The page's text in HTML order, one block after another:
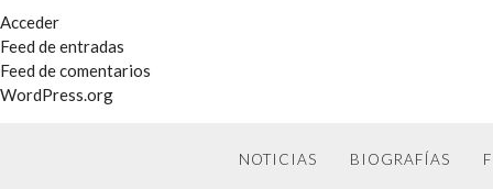
Acceder
Feed de entradas
Feed de comentarios
WordPress.org
NOTICIAS BIOGRAFÍAS